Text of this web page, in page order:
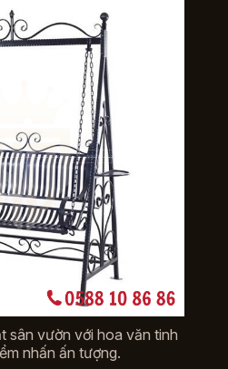
sân vườn với hoa văn tinh
nhấn ấn tượng.